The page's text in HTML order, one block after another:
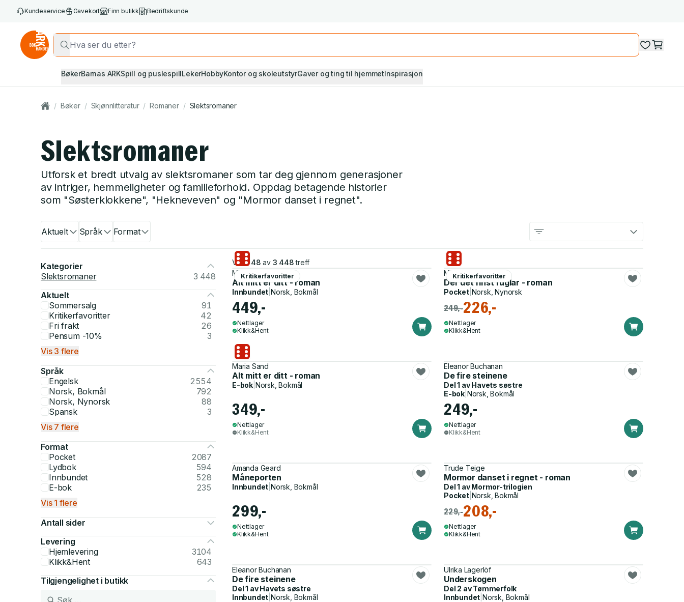
Kundeservice Gavekort Finn butikk Bedriftskunde
BøkerBarnas ARKSpill og puslespillLekerHobbyKontor og skoleutstyrGaver og ting til hjemmetInspirasjon
/ Bøker / Skjønnlitteratur / Romaner / Slektsromaner
Slektsromaner
Utforsk et bredt utvalg av slektsromaner som tar deg gjennom generasjoner
av intriger, hemmeligheter og familieforhold. Oppdag betagende historier
som "Søsterklokkene", "Hekneveven" og "Mormor danset i regnet".
Aktuelt Språk Format
Kategorier
Slektsromaner
3 448
Aktuelt
Sommersalg
91
Kritikerfavoritter
42
Fri frakt
26
Pensum -10%
3
Vis 3 flere
Språk
Engelsk
2554
Norsk, Bokmål
792
Norsk, Nynorsk
88
Spansk
3
Vis 7 flere
Format
Pocket
2087
Lydbok
594
Innbundet
528
E-bok
235
Vis 1 flere
Antall sider
Levering
Hjemlevering
3104
Klikk&Hent
643
Tilgjengelighet i butikk
Viser 48 av 3 448 treff
Kritikerfavoritter
Maria Sand
Alt mitt er ditt - roman
Innbundet |Norsk, Bokmål
449,-
Nettlager
Klikk&Hent
Kritikerfavoritter
Maren Uthaug
Der det finst fuglar - roman
Pocket| Norsk, Nynorsk
249,-226,-
Nettlager
Klikk&Hent
Maria Sand
Alt mitt er ditt - roman
E-bok Norsk, Bokmål
349,-
Nettlager
Klikk&Hent
Eleanor Buchanan
De fire steinene
Del 1 avHavets søstre
E-bok Norsk, Bokmål
249,-
Nettlager
Klikk&Hent
Amanda Geard
Måneporten
Innbundet |Norsk, Bokmål
299,-
Nettlager
Klikk&Hent
Trude Teige
Mormor danset i regnet - roman
Del 1 avMormor-trilogien
Pocket| Norsk, Bokmål
229,-208,-
Nettlager
Klikk&Hent
Eleanor Buchanan
De fire steinene
Del 1 avHavets søstre
Innbundet |Norsk, Bokmål
Ulrika Lagerlöf
Underskogen
Del 2 avTømmerfolk
Innbundet |Norsk, Bokmål